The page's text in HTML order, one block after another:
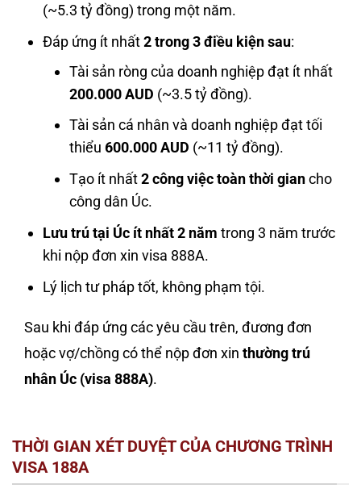
(~5.3 tỷ đồng) trong một năm.
Đáp ứng ít nhất2 trong 3 điều kiện sau:
Tài sản ròng của doanh nghiệp đạt ít nhất
200.000 AUD (~3.5 tỷ đồng).
Tài sản cá nhân và doanh nghiệp đạt tối
thiểu 600.000 AUD (~11 tỷ đồng).
Tạo ít nhất2 công việc toàn thời giancho
công dân Úc.
Lưu trú tại Úc ít nhất 2 năm trong 3 năm trước
khi nộp đơn xin visa 888A.
Lý lịch tư pháp tốt, không phạm tội.
Sau khi đáp ứng các yêu cầu trên, đương đơn
hoặc vợ/chồng có thể nộp đơn xin thường trú
nhân Úc (visa 888A).
THỜI GIAN XÉT DUYỆT CỦA CHƯƠNG TRÌNH
VISA 188A